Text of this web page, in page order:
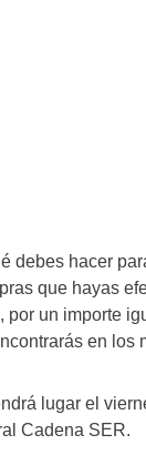
debes hacer
que hayas
por un importe
en los
lugar el
Cadena SER.